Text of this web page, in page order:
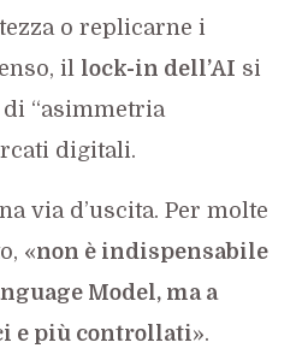
o replicarne i
il lock-in dell’AI si
“asimmetria
digitali.
via d’uscita. Per molte
«non è indispensabile
Model, ma a
e più controllati».